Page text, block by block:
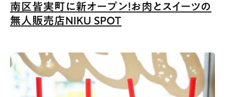
南区皆実町に新オープン！お肉とスイーツの
無人販売店NIKU SPOT